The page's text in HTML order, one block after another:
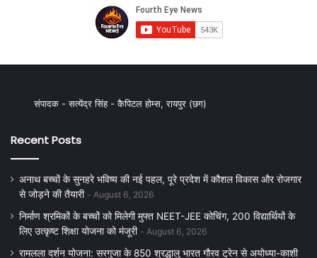
संपादक - सत्येंद्र सिंह - कैपिटल होम्स, रायपुर (छग)
Recent Posts
अनाथ बच्चों के सुनहरे भविष्य की नई पहल, पूरे प्रदेश में कौशल विकास और रोजगार
से जोड़ने की तैयारी
August 6, 2026
निर्माण श्रमिकों के बच्चों को मिलेगी मुफ्त NEET-JEE कोचिंग, 200 विद्यार्थियों के
लिए उत्कृष्ट शिक्षा योजना को मंजूरी
August 6, 2026
रामलला दर्शन योजना: सरगुजा के 850 श्रद्धालु भारत गौरव ट्रेन से अयोध्या-काशी